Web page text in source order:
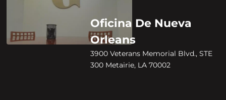
Oficina De Nueva
Orleans
3900 Veterans Memorial Blvd., STE
300 Metairie, LA 70002